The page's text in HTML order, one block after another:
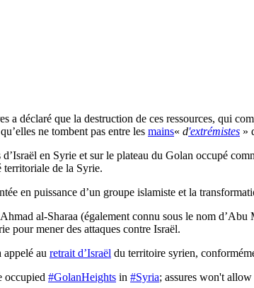
a déclaré que la destruction de ces ressources, qui
ne tombent pas entre les mains« d'extrémistes »
en Syrie et sur le plateau du Golan occupé
territoriale de la Syrie.
en puissance d’un groupe islamiste et la
al-Sharaa (également connu sous le nom d’Abu
pour mener des attaques contre Israël.
appelé au retrait d’Israël du territoire syrien,
occupied #GolanHeights in #Syria; assures won't